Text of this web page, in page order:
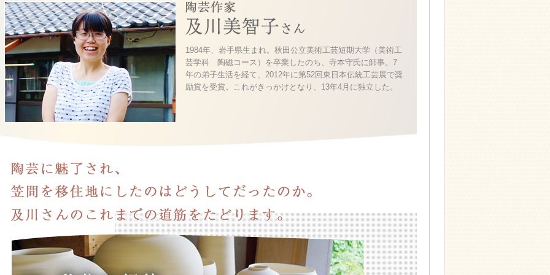
1984年、岩手県生まれ。秋田公立美術工芸短期大学（美術工
芸学科 陶磁コース）を卒業したのち、寺本守氏に師事。7
年の弟子生活を経て、2012年に第52回東日本伝統工芸展で奨
励賞を受賞。これがきっかけとなり、13年4月に独立した。
01.移住の経緯